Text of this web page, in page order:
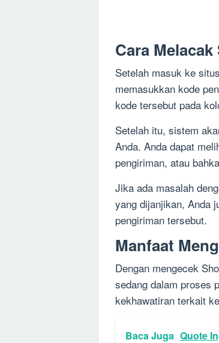
Cara
Setelah masuk ke
memasukkan kode
kode tersebut pada
Setelah itu, sistem
Anda. Anda dapat
pengiriman, atau
Jika ada masalah
yang dijanjikan, Anda
pengiriman tersebut.
Manfaat
Dengan mengecek
sedang dalam proses
kekhawatiran terkait
Baca Juga Quote